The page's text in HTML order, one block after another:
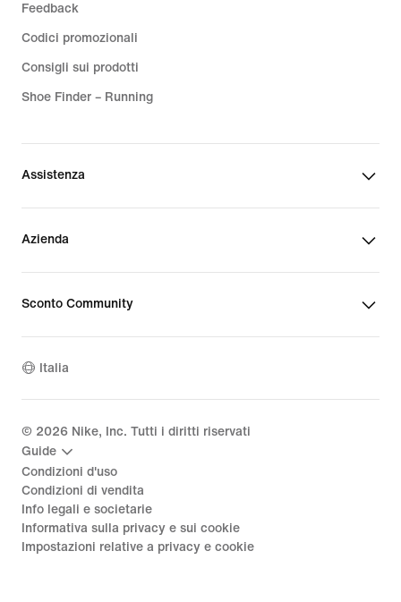
Feedback
Codici promozionali
Consigli sui prodotti
Shoe Finder – Running
Assistenza
Azienda
Sconto Community
Italia
© 2026 Nike, Inc. Tutti i diritti riservati
Guide
Condizioni d'uso
Condizioni di vendita
Info legali e societarie
Informativa sulla privacy e sui cookie
Impostazioni relative a privacy e cookie